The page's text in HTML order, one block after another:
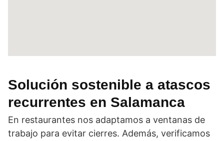
Solución sostenible a atascos
recurrentes en Salamanca
En restaurantes nos adaptamos a ventanas de
trabajo para evitar cierres. Además, verificamos